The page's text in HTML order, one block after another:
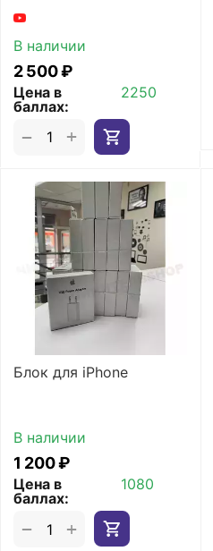
В наличии
2 500₽
Цена в
баллах:
2250
+
−
Блок для iPhone
В наличии
1 200₽
Цена в
баллах:
1080
+
−